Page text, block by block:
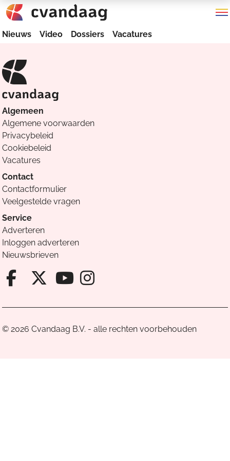
Nieuws Video Dossiers Vacatures
Algemeen
Algemene voorwaarden
Privacybeleid
Cookiebeleid
Vacatures
Contact
Contactformulier
Veelgestelde vragen
Service
Adverteren
Inloggen adverteren
Nieuwsbrieven
Facebook van Cvandaag
X van Cvandaag
Instagram van
© 2026 Cvandaag B.V. - alle rechten voorbehouden